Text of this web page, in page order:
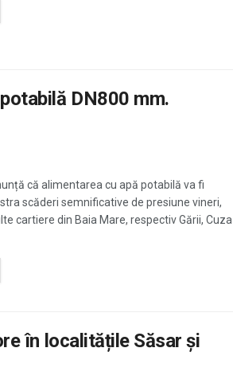
DN800 mm.
că alimentarea cu apă potabilă va fi
scăderi semnificative de presiune vineri,
cartiere din Baia Mare, respectiv Gării, Cuza
în localitățile Săsar și